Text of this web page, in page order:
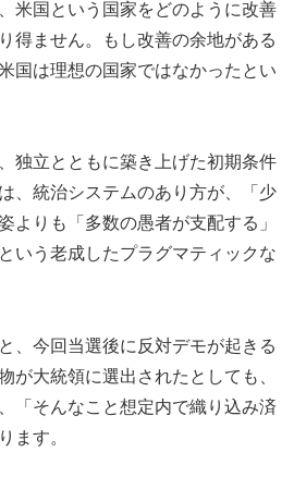
米国という国家をどのように改善
得ません。もし改善の余地がある
国は理想の国家ではなかったとい
独立とともに築き上げた初期条件
、統治システムのあり方が、「少
よりも「多数の愚者が支配する」
いう老成したプラグマティックな
、今回当選後に反対デモが起きる
が大統領に選出されたとしても、
「そんなこと想定内で織り込み済
ます。